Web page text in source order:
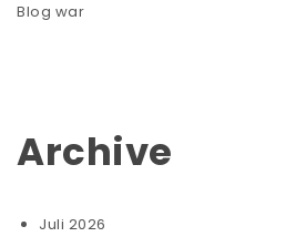
Blog war
Archive
Juli 2026